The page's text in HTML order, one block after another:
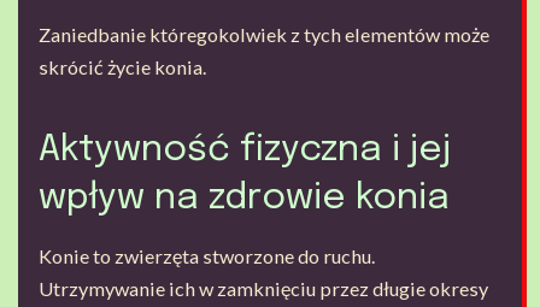
Zaniedbanie któregokolwiek z tych elementów może
skrócić życie konia.
Aktywność fizyczna i jej
wpływ na zdrowie konia
Konie to zwierzęta stworzone do ruchu.
Utrzymywanie ich w zamknięciu przez długie okresy